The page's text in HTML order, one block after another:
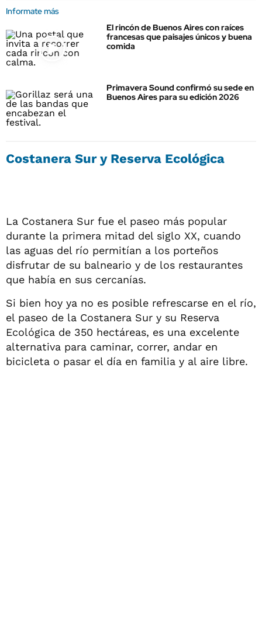
Informate más
El rincón de Buenos Aires con raíces
francesas que paisajes únicos y buena
comida
Primavera Sound confirmó su sede en
Buenos Aires para su edición 2026
Costanera Sur y Reserva Ecológica
La Costanera Sur fue el paseo más popular
durante la primera mitad del siglo XX, cuando
las aguas del río permitían a los porteños
disfrutar de su balneario y de los restaurantes
que había en sus cercanías.
Si bien hoy ya no es posible refrescarse en el río,
el paseo de la Costanera Sur y su Reserva
Ecológica de 350 hectáreas, es una excelente
alternativa para caminar, correr, andar en
bicicleta o pasar el día en familia y al aire libre.